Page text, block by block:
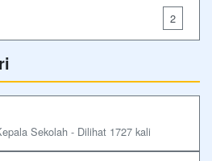
2
Sekolah - Dilihat 1727 kali